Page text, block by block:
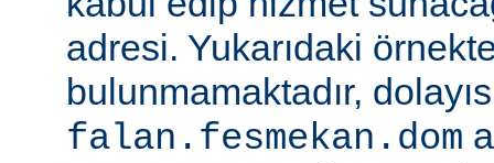
adresi. Yukarıdaki
bulunmamaktadır,
falan.fesmekan.dom